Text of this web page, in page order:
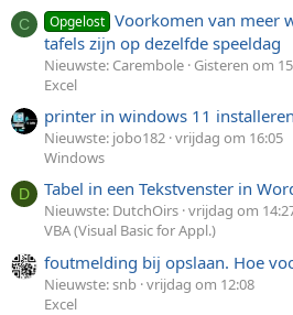
C Opgelost Voorkomen van meer
tafels zijn op dezelfde speeldag
Nieuwste: Carembole Gisteren om
Excel
printer in windows 11 installeren
Nieuwste: jobo182 vrijdag om 16:05
Windows
D Tabel in een Tekstvenster in
Nieuwste: DutchOirs vrijdag om
VBA (Visual Basic for Appl.)
foutmelding bij opslaan. Hoe
Nieuwste: snb vrijdag om 12:08
Excel